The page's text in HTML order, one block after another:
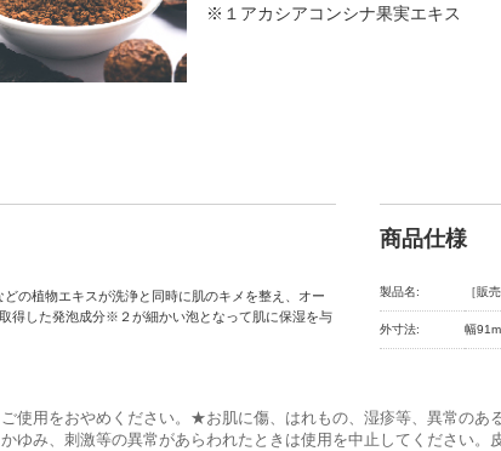
※１アカシアコンシナ果実エキス
の植物エキスが洗浄と同時に肌のキメを整え、オー
得した発泡成分※２が細かい泡となって肌に保湿を与
商品仕様
製品名: ［販
外寸法: 幅
使用をおやめください。★お肌に傷、はれもの、湿疹等、異常の
ゆみ、刺激等の異常があらわれたときは使用を中止してください